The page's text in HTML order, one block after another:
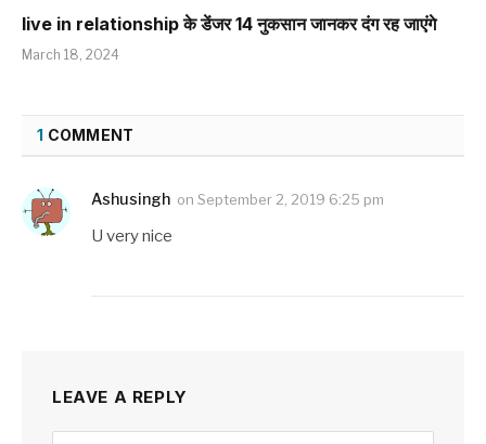
live in relationship के डेंजर 14 नुकसान जानकर दंग रह जाएंगे
March 18, 2024
1 COMMENT
Ashusingh on September 2, 2019 6:25 pm
U very nice
LEAVE A REPLY